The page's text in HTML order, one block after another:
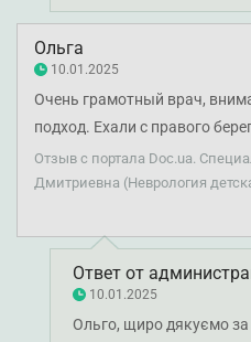
підходом наших
Ольга
10.01.2025
Очень грамотный врач,
подход. Ехали с правого
разочаровалась!
Отзыв с портала Doc.ua.
Дмитриевна (Неврология
Ответ от
10.01.2025
Ольго, щиро дякуємо за